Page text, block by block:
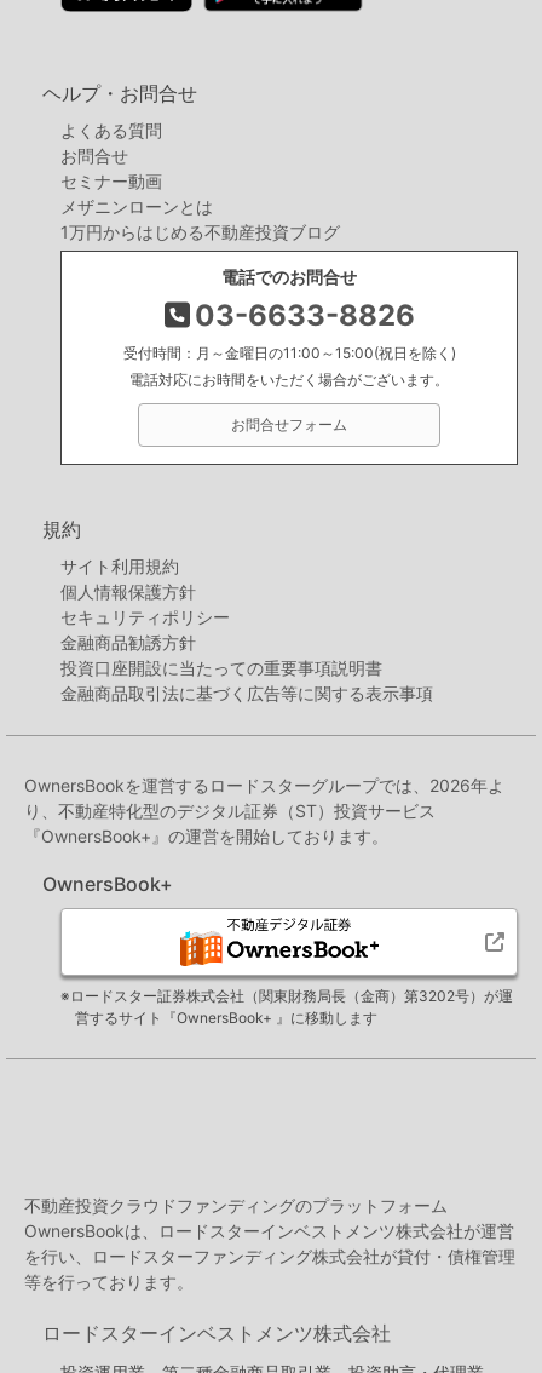
ヘルプ・お問合せ
よくある質問
お問合せ
セミナー動画
メザニンローンとは
1万円からはじめる不動産投資ブログ
電話でのお問合せ
03-6633-8826
受付時間：月～金曜日の11:00～15:00(祝日を除く)
電話対応にお時間をいただく場合がございます。
お問合せフォーム
規約
サイト利用規約
個人情報保護方針
セキュリティポリシー
金融商品勧誘方針
投資口座開設に当たっての重要事項説明書
金融商品取引法に基づく広告等に関する表示事項
OwnersBookを運営するロードスターグループでは、2026年よ
り、不動産特化型のデジタル証券（ST）投資サービス
『OwnersBook+』の運営を開始しております。
OwnersBook+
※ロードスター証券株式会社（関東財務局長（金商）第3202号）が運
営するサイト『OwnersBook+ 』に移動します
不動産投資クラウドファンディングのプラットフォーム
OwnersBookは、ロードスターインベストメンツ株式会社が運営
を行い、ロードスターファンディング株式会社が貸付・債権管理
等を行っております。
ロードスターインベストメンツ株式会社